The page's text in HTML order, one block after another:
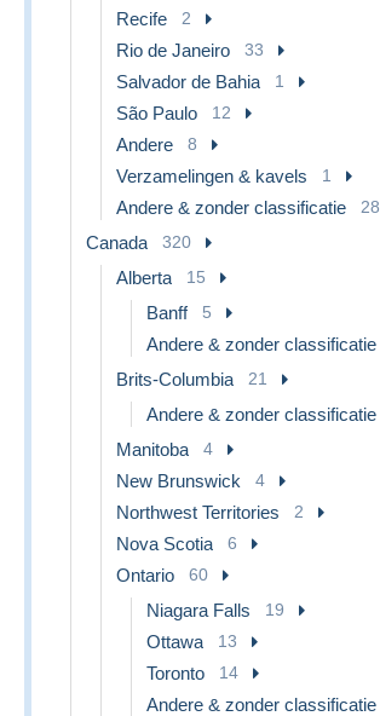
Recife 2
Rio de Janeiro 33
Salvador de Bahia 1
São Paulo 12
Andere 8
Verzamelingen & kavels 1
Andere & zonder classificatie 28
Canada 320
Alberta 15
Banff 5
Andere & zonder classificatie
Brits-Columbia 21
Andere & zonder classificatie
Manitoba 4
New Brunswick 4
Northwest Territories 2
Nova Scotia 6
Ontario 60
Niagara Falls 19
Ottawa 13
Toronto 14
Andere & zonder classificatie